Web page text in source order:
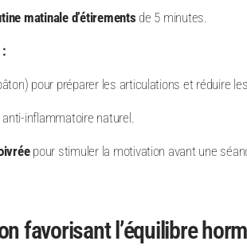
matinale d’étirements de 5 minutes.
pour préparer les articulations et réduire
inflammatoire naturel.
pour stimuler la motivation avant une
favorisant l’équilibre